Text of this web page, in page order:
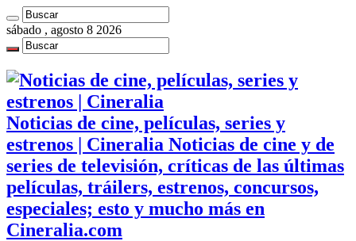
sábado , agosto 8 2026
Noticias de cine, películas, series y
estrenos | Cineralia Noticias de cine y de
series de televisión, críticas de las últimas
películas, tráilers, estrenos, concursos,
especiales; esto y mucho más en
Cineralia.com